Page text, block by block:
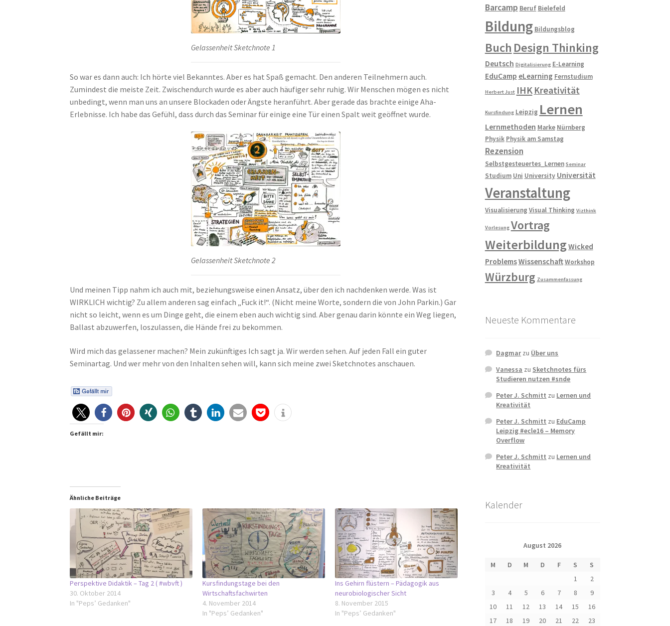
Gelassenheit Sketchnote 1
So war es dann auch: Ich hörte viel Bekanntes. Aber es hat Spaß gemacht. Den anderen Teilnehmern auch.
Zumindest die meiste Zeit. Zwischendurch wurde es aber auch häufiger sehr ruhig. Wir Menschen mögen es nicht
unbedingt, wenn man uns an unsere Blockaden oder Ängste heranführt. Aber gerade das brachte einige Aha-
Erlebnisse. Ich habe das Gefühl, dass durch das Seminar für einige eine Tür einen Spalt weit geöffnet wurde.
Gelassenheit Sketchnote 2
Und meinen Tipp nahm ich auch mit, beziehungsweise einen Ansatz, über den ich nachdenken werde. Was ist
WIRKLICH wichtig? Zu allem anderen sag einfach „Fuck it!“. (Nicht meine Worte, sondern die von John Parkin.) Gar
nicht so leicht, wenn es um Dinge geht, die einem eben auch wichtig sind. Aber genau darin könnte ein Weg liegen,
Ballast abzuwerfen, loszulassen, die Hände frei zu bekommen.
Wird mich das gelassener machen? Mein zukünftiges Ich sagt ja. Wir werden sehen. Auf jeden Fall ein guter
Seminartag. Und wer mehr von den Inhalten sehen will, kann sich meine zwei Sketchnotes anschauen.
Gefällt mir:
Ähnliche Beiträge
Perspektive Didaktik – Tag 2 ( #wbvft )
30. Oktober 2014
In "Peps’ Gedanken"
Kursfindungstage bei den
Wirtschaftsfachwirten
4. November 2014
In "Peps’ Gedanken"
Ins Gehirn flüstern – Pädagogik aus
neurobiologischer Sicht
8. November 2015
In "Peps’ Gedanken"
Barcamp Beruf Bielefeld
Bildung Bildungsblog
Buch Design Thinking
Deutsch Digitalisierung E-Learning
EduCamp eLearning Fernstudium
Herbert Just IHK Kreativität
Kursfindung Leipzig Lernen
Lernmethoden Marke Nürnberg
Physik Physik am Samstag
Rezension
Selbstgesteuertes_Lernen Seminar
Studium Uni University Universität
Veranstaltung
Visualisierung Visual Thinking Vizthink
Vorlesung Vortrag
Weiterbildung Wicked
ProblemsWissenschaftWorkshop
Würzburg Zusammenfassung
Neueste Kommentare
Dagmarzu Über uns
Vanessa zu Sketchnotes fürs
Studieren nutzen #snde
Peter J. Schmitt zu Lernen und
Kreativität
Peter J. Schmitt zu EduCamp
Leipzig #ecle16 – Memory
Overflow
Peter J. Schmitt zu Lernen und
Kreativität
Kalender
August 2026
M D M D F S
S
1
2
3
4 5 6 7 8
9
10
11 12 13 14 15
16
17
18 19 20 21 22
23